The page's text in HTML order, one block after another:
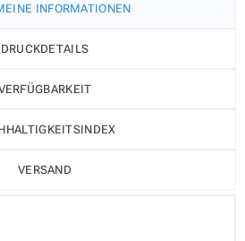
INFORMATIONEN
DRUCKDETAILS
VERSAND